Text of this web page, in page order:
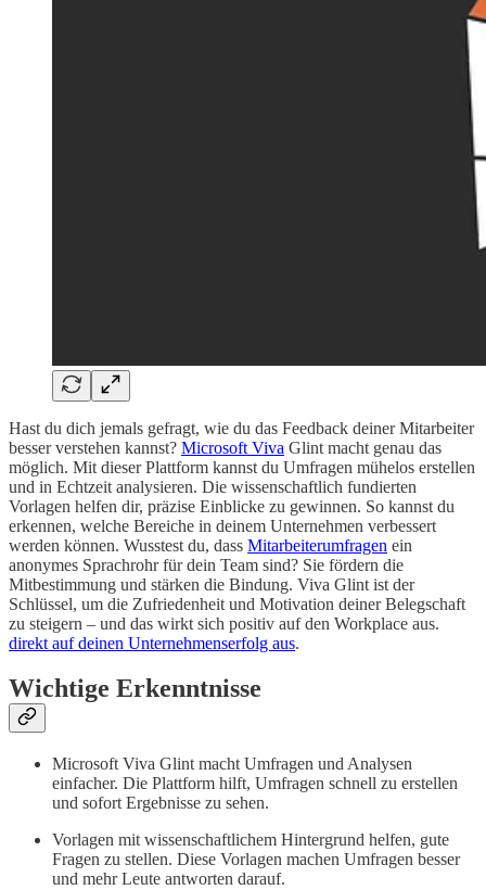
Hast du dich jemals gefragt, wie du das Feedback deiner Mitarbeiter
besser verstehen kannst? Microsoft Viva Glint macht genau das
möglich. Mit dieser Plattform kannst du Umfragen mühelos erstellen
und in Echtzeit analysieren. Die wissenschaftlich fundierten
Vorlagen helfen dir, präzise Einblicke zu gewinnen. So kannst du
erkennen, welche Bereiche in deinem Unternehmen verbessert
werden können. Wusstest du, dass Mitarbeiterumfragen ein
anonymes Sprachrohr für dein Team sind? Sie fördern die
Mitbestimmung und stärken die Bindung. Viva Glint ist der
Schlüssel, um die Zufriedenheit und Motivation deiner Belegschaft
zu steigern – und das wirkt sich positiv auf den Workplace aus.
direkt auf deinen Unternehmenserfolg aus.
Wichtige Erkenntnisse
Microsoft Viva Glint macht Umfragen und Analysen
einfacher. Die Plattform hilft, Umfragen schnell zu erstellen
und sofort Ergebnisse zu sehen.
Vorlagen mit wissenschaftlichem Hintergrund helfen, gute
Fragen zu stellen. Diese Vorlagen machen Umfragen besser
und mehr Leute antworten darauf.